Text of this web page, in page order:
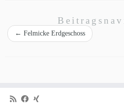
← Felmicke Erdgeschoss